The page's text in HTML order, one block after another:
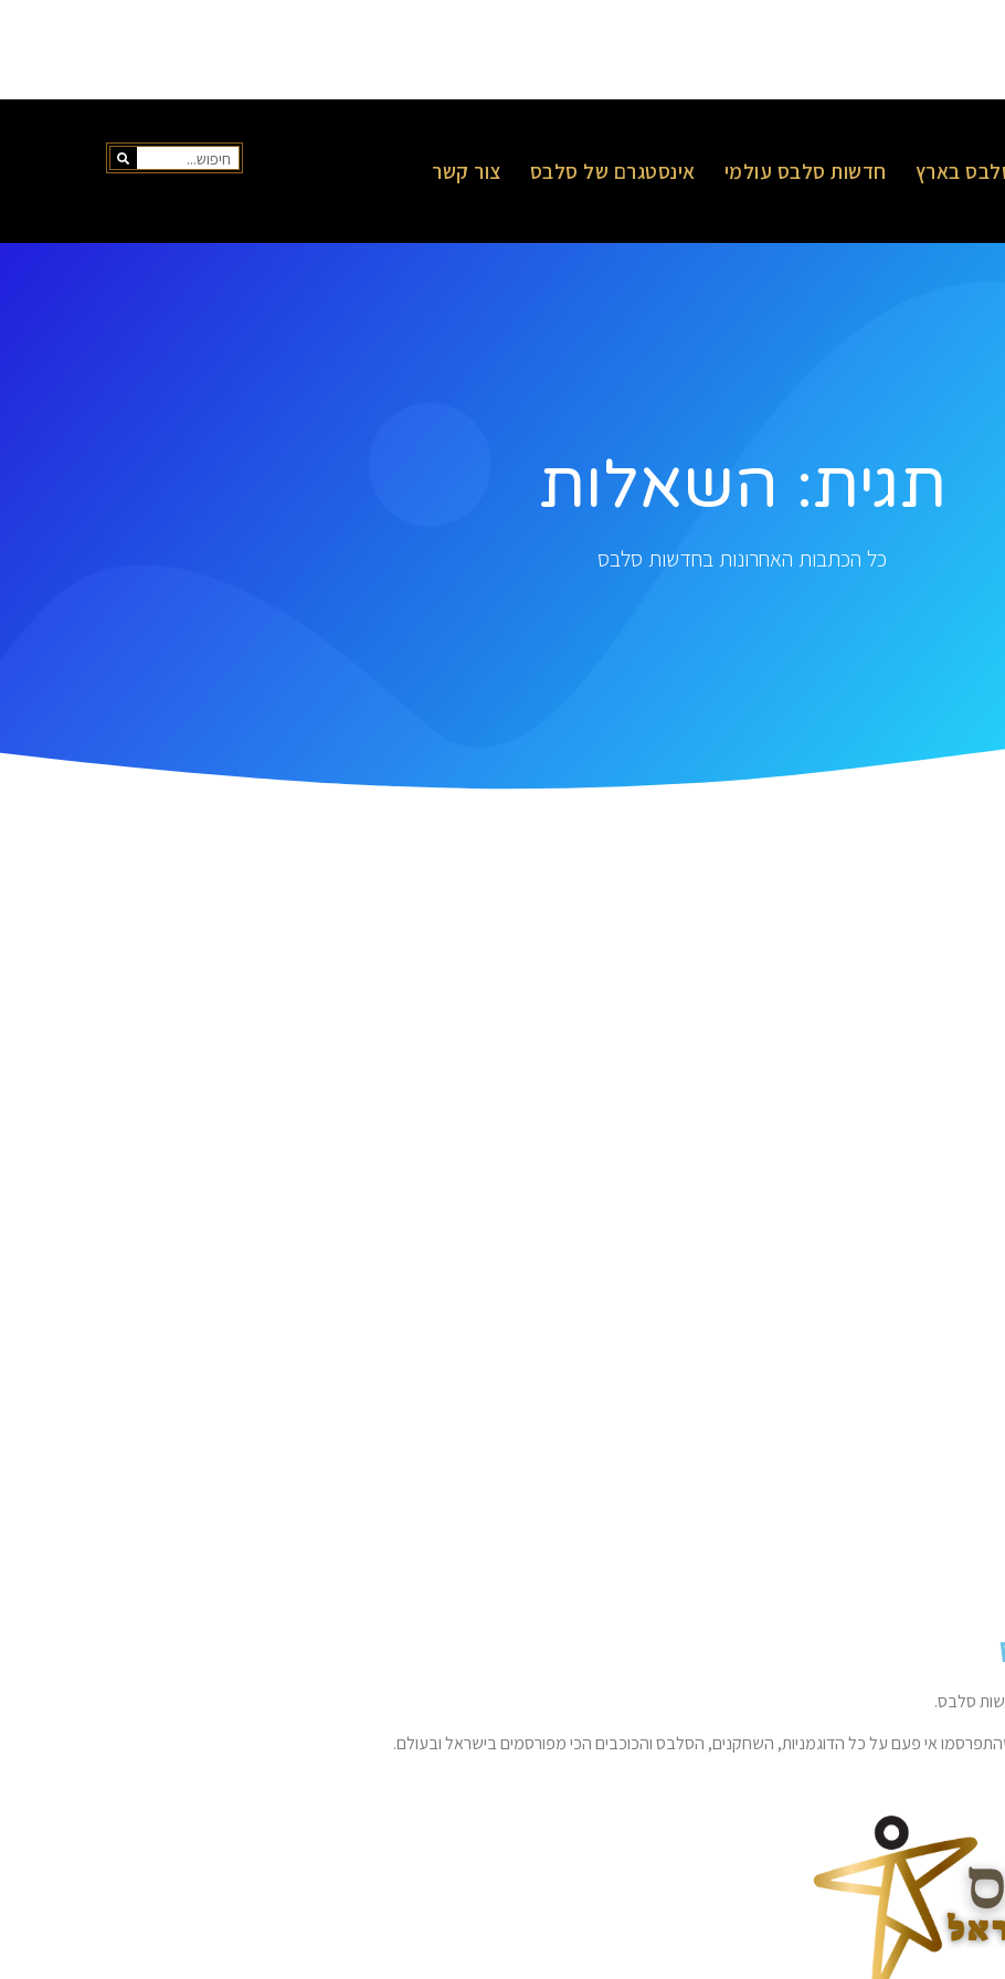
בארץ חדשות סלבס עולמי אינסטגרם של סלבס צור קשר
תגית: השאלות
כל הכתבות האחרונות בחדשות סלבס
סלבס.
אי פעם על כל הדוגמניות, השחקנים, הסלבס והכוכבים הכי מפורסמים בישראל ובעולם.